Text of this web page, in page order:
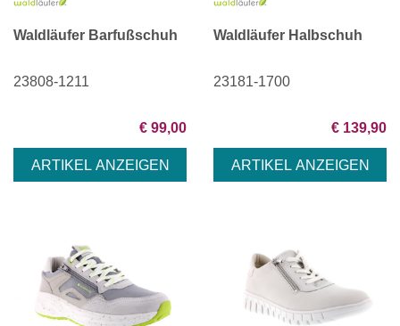
Waldläufer Barfußschuh
23808-1211
€ 99,00
Waldläufer Halbschuh
23181-1700
€ 139,90